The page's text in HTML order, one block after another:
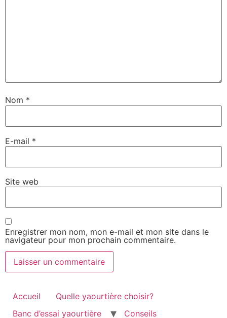
Nom *
E-mail *
Site web
Enregistrer mon nom, mon e-mail et mon site dans le
navigateur pour mon prochain commentaire.
Accueil
Quelle yaourtière choisir?
Banc d’essai yaourtière
Conseils